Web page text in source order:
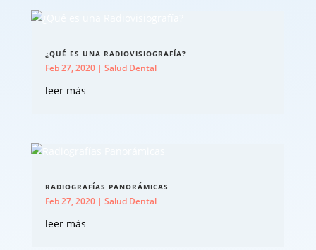
¿QUÉ ES UNA RADIOVISIOGRAFÍA?
Feb 27, 2020| Salud Dental
leer más
RADIOGRAFÍAS PANORÁMICAS
Feb 27, 2020| Salud Dental
leer más